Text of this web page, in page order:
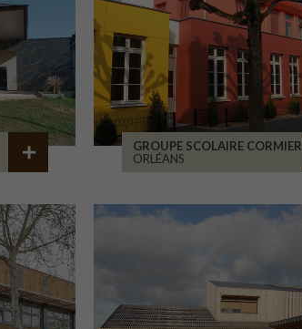
GROUPE SCOLAIRE CORMIER
ORLÉANS